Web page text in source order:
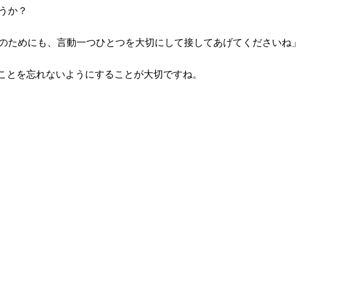
か？
めにも、言動一つひとつを大切にして接してあげてくださいね」
を忘れないようにすることが大切ですね。